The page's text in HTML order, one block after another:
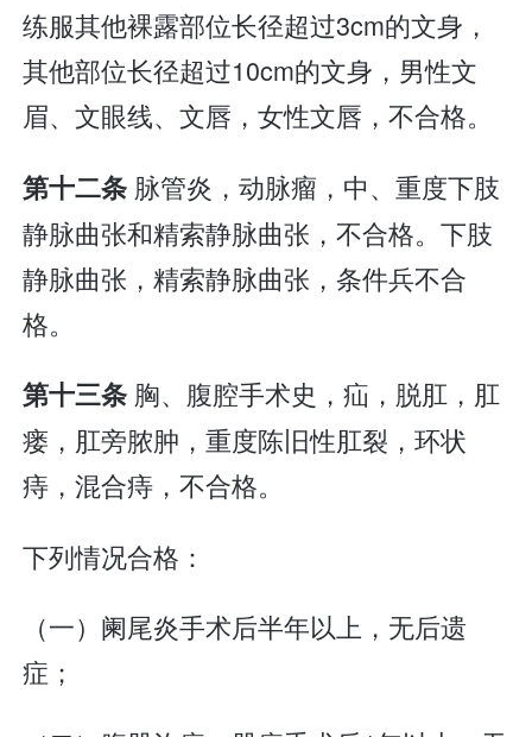
练服其他裸露部位长径超过3cm的文身，
其他部位长径超过10cm的文身，男性文
眉、文眼线、文唇，女性文唇，不合格。
第十二条 脉管炎，动脉瘤，中、重度下肢
静脉曲张和精索静脉曲张，不合格。下肢
静脉曲张，精索静脉曲张，条件兵不合
格。
第十三条 胸、腹腔手术史，疝，脱肛，肛
瘘，肛旁脓肿，重度陈旧性肛裂，环状
痔，混合痔，不合格。
下列情况合格：
（一）阑尾炎手术后半年以上，无后遗
症；